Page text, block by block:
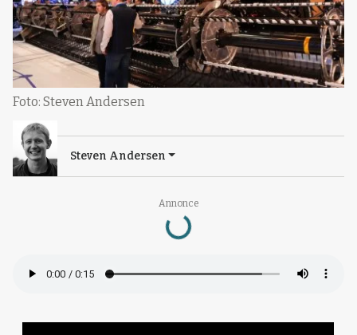
Annonce
Loading...
Foto: Steven Andersen
Steven Andersen